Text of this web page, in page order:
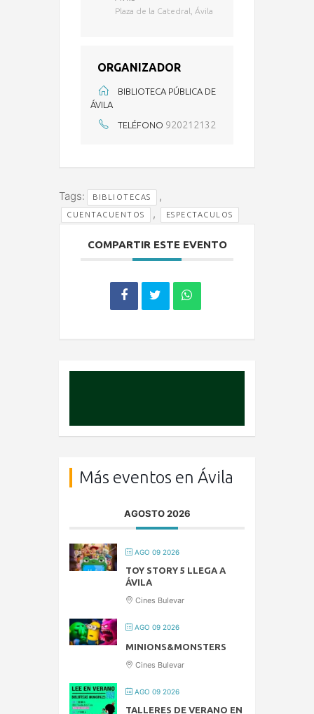
Plaza de la Catedral, Ávila
ORGANIZADOR
BIBLIOTECA PÚBLICA DE
ÁVILA
TELÉFONO 920212132
Tags: BIBLIOTECAS ,
CUENTACUENTOS , ESPECTACULOS
COMPARTIR ESTE EVENTO
Más eventos en Ávila
AGOSTO 2026
AGO 09 2026
TOY STORY 5 LLEGA A
ÁVILA
Cines Bulevar
AGO 09 2026
MINIONS&MONSTERS
Cines Bulevar
AGO 09 2026
TALLERES DE VERANO EN